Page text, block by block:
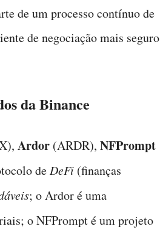
de um processo contínuo de
de negociação mais seguro
da Binance
Ardor (ARDR), NFPrompt
de DeFi (finanças
; o Ardor é uma
o NFPrompt é um projeto